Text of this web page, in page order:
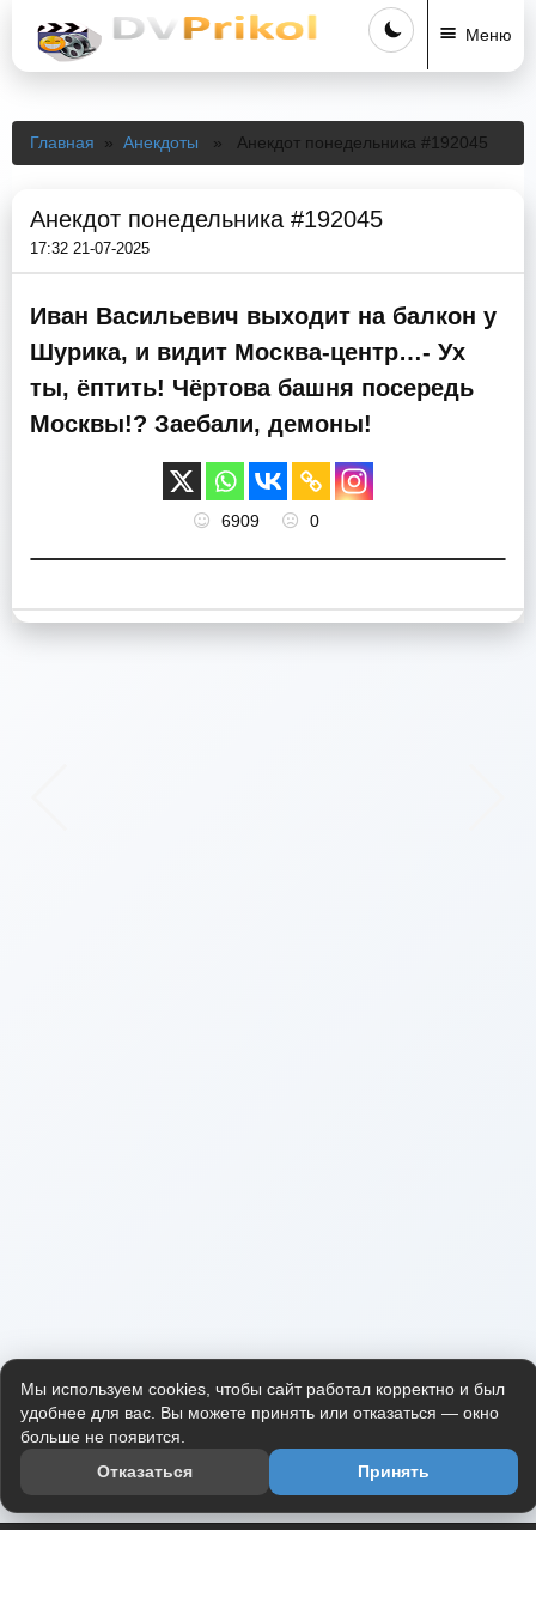
Меню
Главная » Анекдоты » Анекдот понедельника #192045
Анекдот понедельника #192045
17:32 21-07-2025
Иван Васильевич выходит на балкон у
Шурика, и видит Москва-центр…- Ух
ты, ёптить! Чёртова башня посередь
Москвы!? Заебали, демоны!
6909 0
Мы используем cookies, чтобы сайт работал корректно и был
удобнее для вас. Вы можете принять или отказаться — окно
больше не появится.
Отказаться
Принять